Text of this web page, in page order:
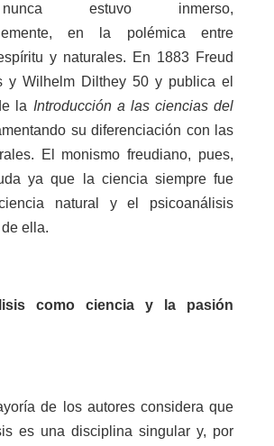
estuvo inmerso,
en la polémica entre
y naturales. En 1883 Freud
y Wilhelm Dilthey 50 y publica el
la Introducción a las ciencias del
su diferenciación con las
El monismo freudiano, pues,
ya que la ciencia siempre fue
natural y el psicoanálisis
ella.
como ciencia y la pasión
de los autores considera que
es una disciplina singular y, por